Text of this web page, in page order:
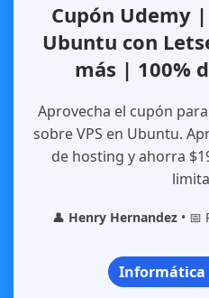
Cupón Udemy |
Ubuntu con
más | 100%
Aprovecha el cupón
sobre VPS en Ubuntu.
de hosting y ahorra
👤 Henry Hernandez • 📅
Informática